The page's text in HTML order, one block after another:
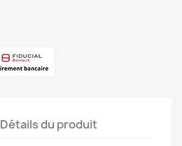
Détails du produit